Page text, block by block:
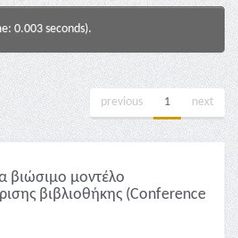
0.003 seconds).
previous 1 next
βιώσιμο μοντέλο
βιβλιοθήκης (Conference